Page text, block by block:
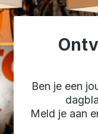
Ben je een
Meld je aan